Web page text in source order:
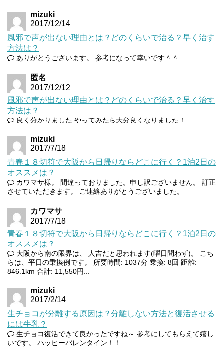
mizuki
2017/12/14
風邪で声が出ない理由とは？どのくらいで治る？早く治す
方法は？
ありがとうございます。 参考になって幸いです＾＾
匿名
2017/12/12
風邪で声が出ない理由とは？どのくらいで治る？早く治す
方法は？
良く分かりました やってみたら大分良くなりました！
mizuki
2017/7/18
青春１８切符で大阪から日帰りならどこに行く？1泊2日の
オススメは？
カワマサ様。 間違っておりました。申し訳ございません。 訂正
させていただきます。 ご連絡ありがとうございました。
カワマサ
2017/7/18
青春１８切符で大阪から日帰りならどこに行く？1泊2日の
オススメは？
大阪から南の限界は、 人吉だと思われます(曜日問わず)。 こち
らは、平日の乗換例です。 所要時間: 1037分 乗換: 8回 距離:
846.1km 合計: 11,550円...
mizuki
2017/2/14
生チョコが分離する原因は？分離しない方法と復活させる
には牛乳？
生チョコ復活できて良かったですね～ 参考にしてもらえて嬉し
いです。 ハッピーバレンタイン！！